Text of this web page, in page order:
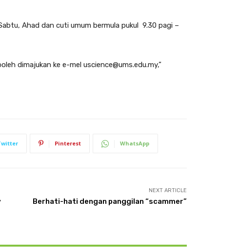
Ahad dan cuti umum bermula pukul 9.30 pagi –
dimajukan ke e-mel uscience@ums.edu.my,”
Pinterest WhatsApp
NEXT ARTICLE
Berhati-hati dengan panggilan “scammer”